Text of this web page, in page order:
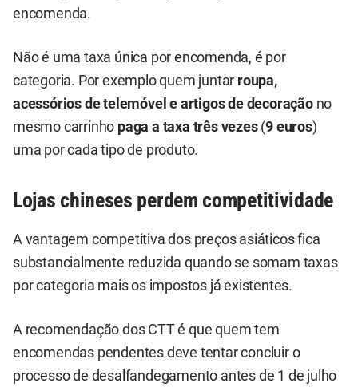
encomenda.
Não é uma taxa única por encomenda, é por
categoria. Por exemplo quem juntar roupa,
acessórios de telemóvel e artigos de decoraçãono
mesmo carrinho paga a taxa três vezes (9 euros)
uma por cada tipo de produto.
Lojas chineses perdem competitividade
A vantagem competitiva dos preços asiáticos fica
substancialmente reduzida quando se somam taxas
por categoria mais os impostos já existentes.
A recomendação dos CTT é que quem tem
encomendas pendentes deve tentar concluir o
processo de desalfandegamento antes de 1 de julho